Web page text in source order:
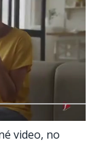
video, no